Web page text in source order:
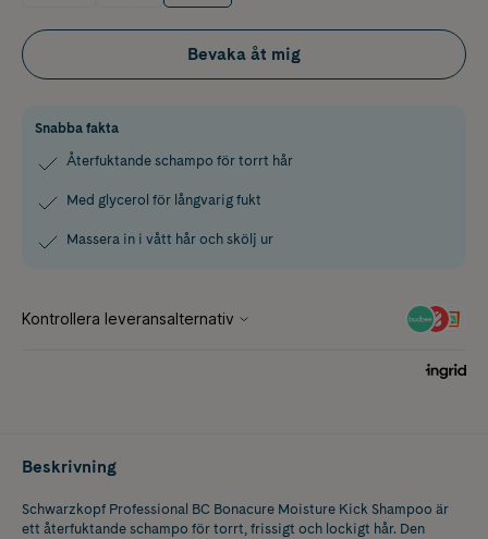
Bevaka åt mig
Snabba fakta
Återfuktande schampo för torrt hår
Med glycerol för långvarig fukt
Massera in i vått hår och skölj ur
Beskrivning
Schwarzkopf Professional BC Bonacure Moisture Kick Shampoo är
ett återfuktande schampo för torrt, frissigt och lockigt hår. Den